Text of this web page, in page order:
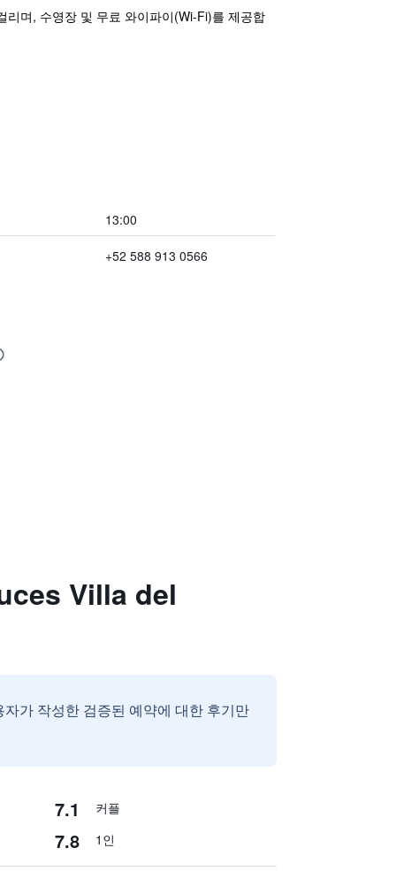
며, 수영장 및 무료 와이파이(Wi-Fi)를 제공합
13:00
+52 588 913 0566
Villa del
가 작성한 검증된 예약에 대한 후기만
7.1 커플
7.8 1인